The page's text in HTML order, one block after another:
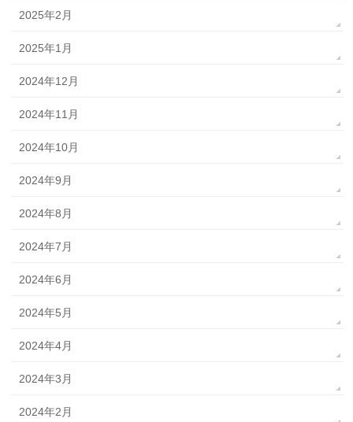
2025年2月
2025年1月
2024年12月
2024年11月
2024年10月
2024年9月
2024年8月
2024年7月
2024年6月
2024年5月
2024年4月
2024年3月
2024年2月